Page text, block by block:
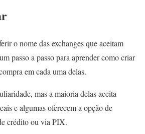
o nome das exchanges que aceitam
passo a passo para aprender como criar
em cada uma delas.
mas a maioria delas aceita
e algumas oferecem a opção de
crédito ou via PIX.